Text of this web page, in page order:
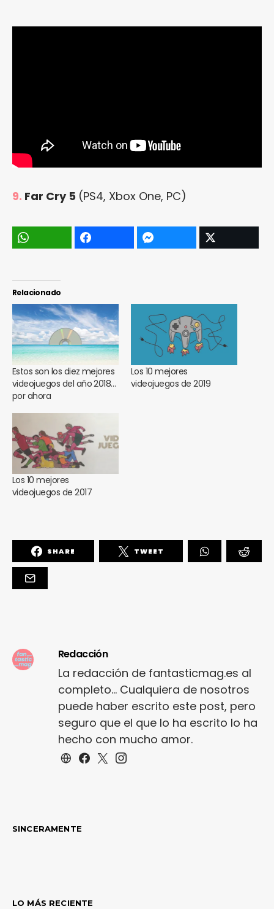
9. Far Cry 5 (PS4, Xbox One, PC)
Relacionado
Estos son los diez mejores
videojuegos del año 2018…
por ahora
Los 10 mejores
videojuegos de 2019
Los 10 mejores
videojuegos de 2017
SHARE TWEET
Redacción
La redacción de fantasticmag.es al
completo... Cualquiera de nosotros
puede haber escrito este post, pero
seguro que el que lo ha escrito lo ha
hecho con mucho amor.
SINCERAMENTE
LO MÁS RECIENTE